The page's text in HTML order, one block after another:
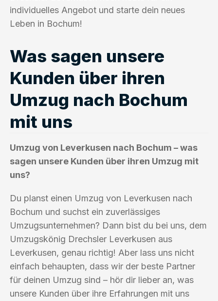
individuelles Angebot und starte dein neues
Leben in Bochum!
Was sagen unsere
Kunden über ihren
Umzug nach Bochum
mit uns
Umzug von Leverkusen nach Bochum – was
sagen unsere Kunden über ihren Umzug mit
uns?
Du planst einen Umzug von Leverkusen nach
Bochum und suchst ein zuverlässiges
Umzugsunternehmen? Dann bist du bei uns, dem
Umzugskönig Drechsler Leverkusen aus
Leverkusen, genau richtig! Aber lass uns nicht
einfach behaupten, dass wir der beste Partner
für deinen Umzug sind – hör dir lieber an, was
unsere Kunden über ihre Erfahrungen mit uns